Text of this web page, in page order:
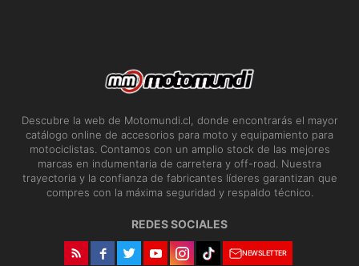
Descubre la web de Motomundi.cl, donde encontrarás el mayor
catálogo online de accesorios para moto y equipamiento para
motociclistas. Contamos con un amplio stock de las mejores
marcas en indumentaria de carretera y off-road. Nuestra
trayectoria y la confianza de fabricantes líderes garantizan que
compres con la máxima seguridad y respaldo técnico.
REDES SOCIALES
NEWSLETTER